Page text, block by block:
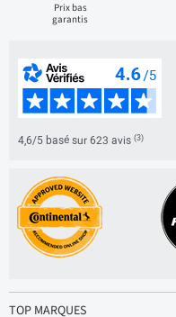
Prix bas
garantis
4,6/5 basé sur 623 avis (3)
TOP MARQUES